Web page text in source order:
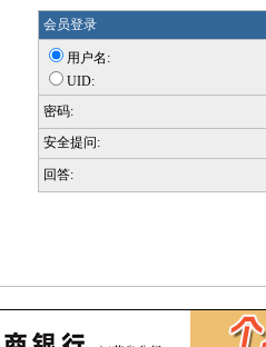
会员登录
用户名:
UID:
密码:
安全提问:
回答: